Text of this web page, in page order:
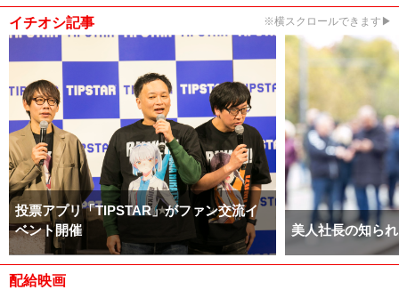
イチオシ記事 ※横スクロールできます▶
投票アプリ「TIPSTAR」がファン交流イ
ベント開催
美人社長の知ら
配給映画